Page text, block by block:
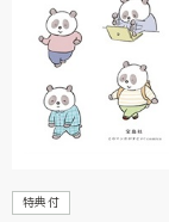
特典付